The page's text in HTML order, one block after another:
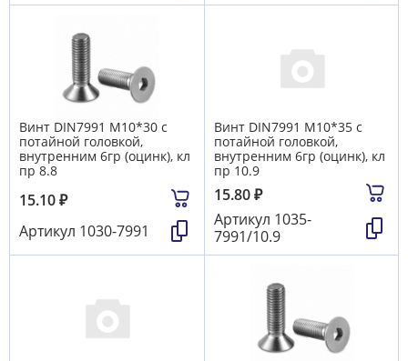
Винт DIN7991 М10*30 с
потайной головкой,
внутренним 6гр (оцинк), кл
пр 8.8
15.10₽
Артикул 1030-7991
Винт DIN7991 М10*35 с
потайной головкой,
внутренним 6гр (оцинк), кл
пр 10.9
15.80₽
Артикул 1035-
7991/10.9